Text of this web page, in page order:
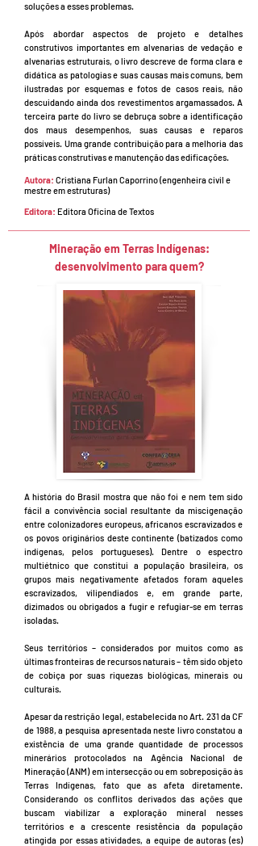
soluções a esses problemas.
Após abordar aspectos de projeto e detalhes
construtivos importantes em alvenarias de vedação e
alvenarias estruturais, o livro descreve de forma clara e
didática as patologias e suas causas mais comuns, bem
ilustradas por esquemas e fotos de casos reais, não
descuidando ainda dos revestimentos argamassados. A
terceira parte do livro se debruça sobre a identificação
dos maus desempenhos, suas causas e reparos
possíveis. Uma grande contribuição para a melhoria das
práticas construtivas e manutenção das edificações.
Autora: Cristiana Furlan Caporrino (engenheira civil e
mestre em estruturas)
Editora: Editora Oficina de Textos
Mineração em Terras Indígenas:
desenvolvimento para quem?
A história do Brasil mostra que não foi e nem tem sido
fácil a convivência social resultante da miscigenação
entre colonizadores europeus, africanos escravizados e
os povos originários deste continente (batizados como
indígenas, pelos portugueses). Dentre o espectro
multiétnico que constitui a população brasileira, os
grupos mais negativamente afetados foram aqueles
escravizados, vilipendiados e, em grande parte,
dizimados ou obrigados a fugir e refugiar-se em terras
isoladas.
Seus territórios – considerados por muitos como as
últimas fronteiras de recursos naturais – têm sido objeto
de cobiça por suas riquezas biológicas, minerais ou
culturais.
Apesar da restrição legal, estabelecida no Art. 231 da CF
de 1988, a pesquisa apresentada neste livro constatou a
existência de uma grande quantidade de processos
minerários protocolados na Agência Nacional de
Mineração (ANM) em intersecção ou em sobreposição às
Terras Indígenas, fato que as afeta diretamente.
Considerando os conflitos derivados das ações que
buscam viabilizar a exploração mineral nesses
territórios e a crescente resistência da população
atingida por essas atividades, a equipe de autoras (es)